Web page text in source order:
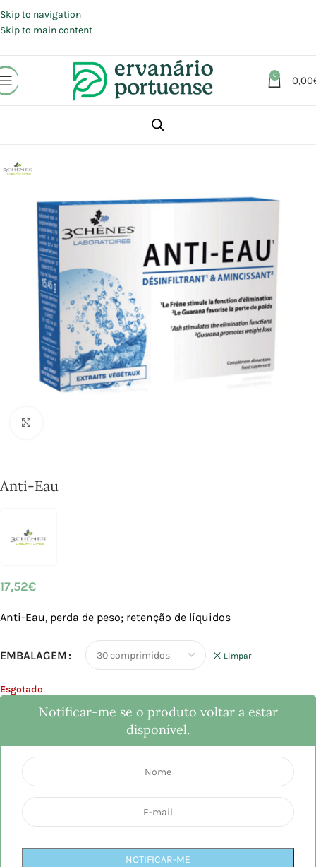
Skip to navigation
Skip to main content
0 0,00
Suplementos alimentares
Anti-Eau
17,52€
Anti-Eau, perda de peso; retenção de líquidos
EMBALAGEM Limpar
Esgotado
Notificar-me se o produto voltar a estar
disponível.
NOTIFICAR-ME